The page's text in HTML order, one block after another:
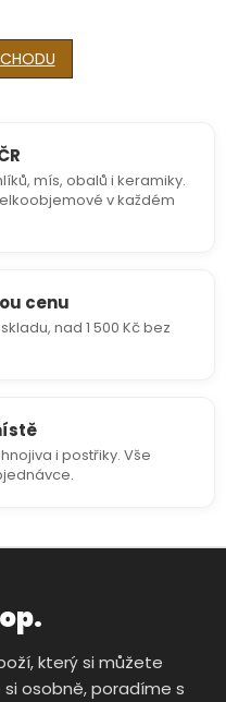
mís, obalů i keramiky.
v každém
cenu
nad 1 500 Kč bez
i postřiky. Vše
který si můžete
osobně, poradíme s